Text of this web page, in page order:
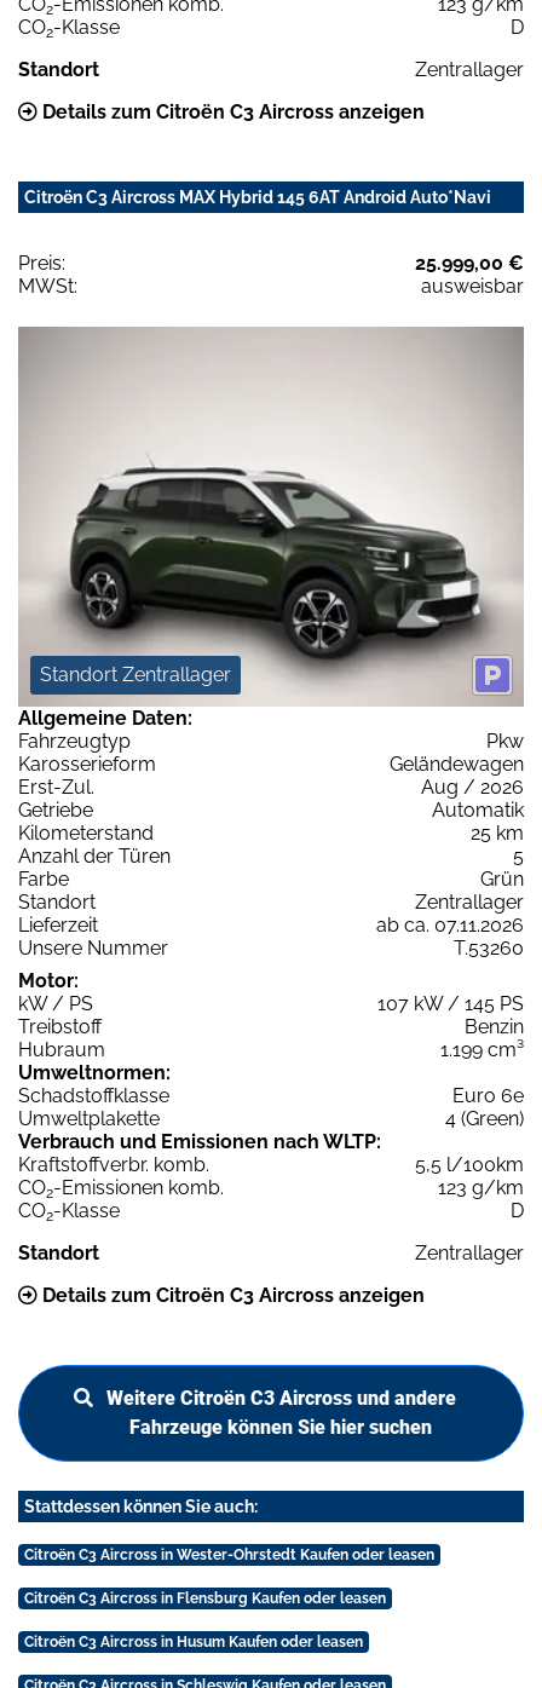
2
CO2-Klasse
D
Standort
Zentrallager
Details zum Citroën C3 Aircross anzeigen
Citroën C3 Aircross MAX Hybrid 145 6AT Android Auto*Navi
Preis:
25.999,00 €
MWSt:
ausweisbar
Standort Zentrallager
Allgemeine Daten:
Fahrzeugtyp
Pkw
Karosserieform
Geländewagen
Erst-Zul.
Aug / 2026
Getriebe
Automatik
Kilometerstand
25 km
Anzahl der Türen
5
Farbe
Grün
Standort
Zentrallager
Lieferzeit
ab ca. 07.11.2026
Unsere Nummer
T.53260
Motor:
kW / PS
107 kW / 145 PS
Treibstoff
Benzin
Hubraum
1.199 cm³
Umweltnormen:
Schadstoffklasse
Euro 6e
Umweltplakette
4 (Green)
Verbrauch und Emissionen nach WLTP:
Kraftstoffverbr. komb.
5,5 l/100km
CO2-Emissionen komb.
123 g/km
CO2-Klasse
D
Standort
Zentrallager
Details zum Citroën C3 Aircross anzeigen
Weitere Citroën C3 Aircross und andere
Fahrzeuge können Sie hier suchen
Stattdessen können Sie auch:
Citroën C3 Aircross in Wester-Ohrstedt Kaufen oder leasen
Citroën C3 Aircross in Flensburg Kaufen oder leasen
Citroën C3 Aircross in Husum Kaufen oder leasen